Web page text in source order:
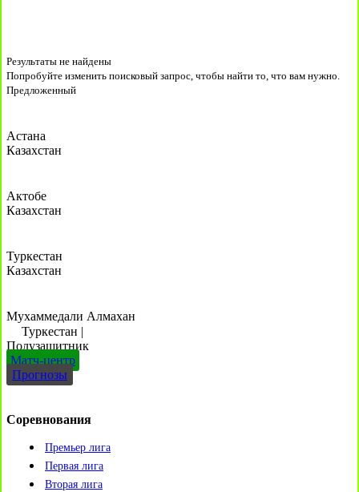
Результаты не найдены
Попробуйте изменить поисковый запрос, чтобы найти то, что вам нужно.
Предложенный
Астана
Казахстан
Актобе
Казахстан
Туркестан
Казахстан
Мухаммедали Алмахан
Туркестан |
Полузащитник
Матч-центр
Прогнозы
Соревнования
Премьер лига
Первая лига
Вторая лига